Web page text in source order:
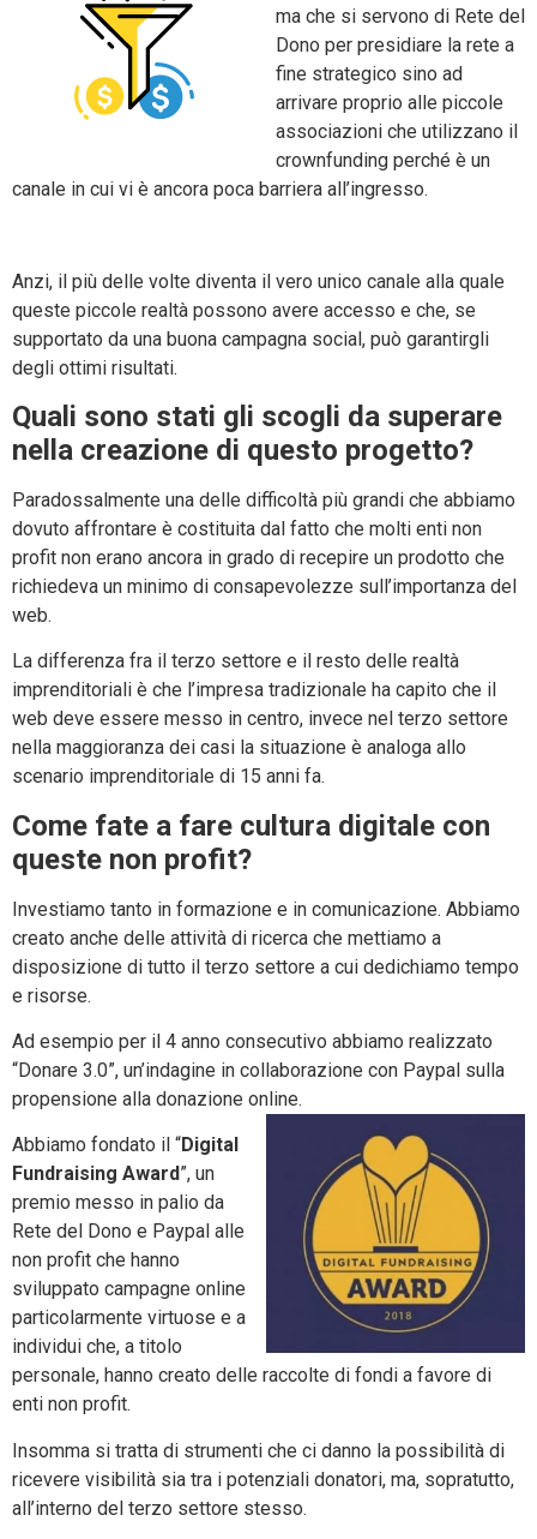
ma che si servono di Rete del
Dono per presidiare la rete a
fine strategico sino ad
arrivare proprio alle piccole
associazioni che utilizzano il
crownfunding perché è un
canale in cui vi è ancora poca barriera all’ingresso.
Anzi, il più delle volte diventa il vero unico canale alla quale
queste piccole realtà possono avere accesso e che, se
supportato da una buona campagna social, può garantirgli
degli ottimi risultati.
Quali sono stati gli scogli da superare
nella creazione di questo progetto?
Paradossalmente una delle difficoltà più grandi che abbiamo
dovuto affrontare è costituita dal fatto che molti enti non
profit non erano ancora in grado di recepire un prodotto che
richiedeva un minimo di consapevolezze sull’importanza del
web.
La differenza fra il terzo settore e il resto delle realtà
imprenditoriali è che l’impresa tradizionale ha capito che il
web deve essere messo in centro, invece nel terzo settore
nella maggioranza dei casi la situazione è analoga allo
scenario imprenditoriale di 15 anni fa.
Come fate a fare cultura digitale con
queste non profit?
Investiamo tanto in formazione e in comunicazione. Abbiamo
creato anche delle attività di ricerca che mettiamo a
disposizione di tutto il terzo settore a cui dedichiamo tempo
e risorse.
Ad esempio per il 4 anno consecutivo abbiamo realizzato
“Donare 3.0”, un’indagine in collaborazione con Paypal sulla
propensione alla donazione online.
Abbiamo fondato il “Digital
Fundraising Award”, un
premio messo in palio da
Rete del Dono e Paypal alle
non profit che hanno
sviluppato campagne online
particolarmente virtuose e a
individui che, a titolo
personale, hanno creato delle raccolte di fondi a favore di
enti non profit.
Insomma si tratta di strumenti che ci danno la possibilità di
ricevere visibilità sia tra i potenziali donatori, ma, sopratutto,
all’interno del terzo settore stesso.